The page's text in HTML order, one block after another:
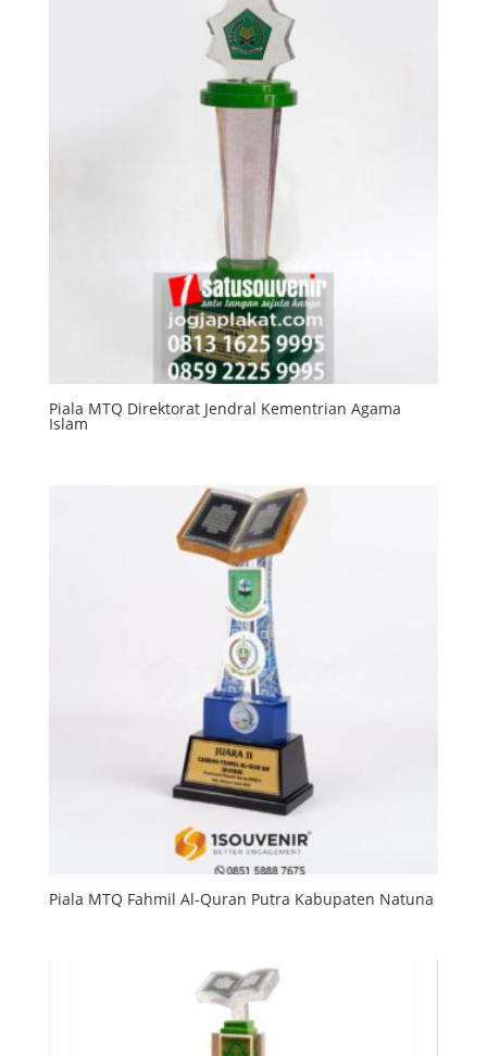
Piala MTQ Direktorat Jendral Kementrian Agama
Islam
Piala MTQ Fahmil Al-Quran Putra Kabupaten Natuna